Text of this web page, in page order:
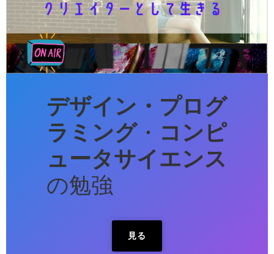
デザイン・プログ
ラミング・ コンピ
ュータサイエンス
の勉強
見る